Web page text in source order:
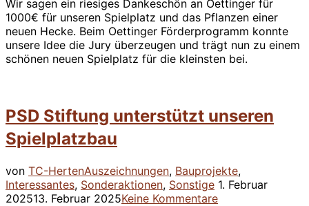
Wir sagen ein riesiges Dankeschön an Oettinger für
1000€ für unseren Spielplatz und das Pflanzen einer
neuen Hecke. Beim Oettinger Förderprogramm konnte
unsere Idee die Jury überzeugen und trägt nun zu einem
schönen neuen Spielplatz für die kleinsten bei.
PSD Stiftung unterstützt unseren
Spielplatzbau
von TC-HertenAuszeichnungen, Bauprojekte,
Interessantes, Sonderaktionen, SonstigeVeröffentlicht
am
1. Februar
202513. Februar 2025Keine Kommentare